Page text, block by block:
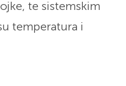
te sistemskim
temperatura i